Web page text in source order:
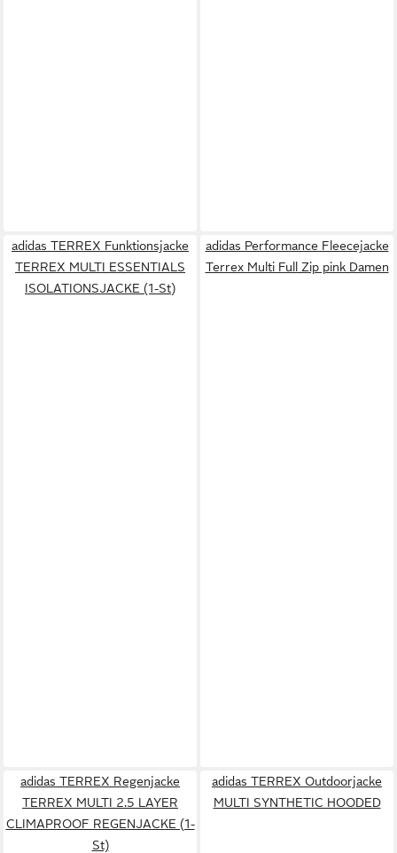
adidas TERREX Funktionsjacke
TERREX MULTI ESSENTIALS
ISOLATIONSJACKE (1-St)
adidas Performance Fleecejacke
Terrex Multi Full Zip pink Damen
adidas TERREX Regenjacke
TERREX MULTI 2.5 LAYER
CLIMAPROOF REGENJACKE (1-
St)
adidas TERREX Outdoorjacke
MULTI SYNTHETIC HOODED